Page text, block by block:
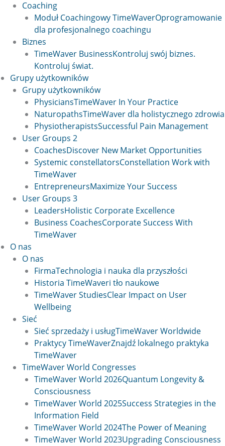
Coaching
Moduł Coachingowy TimeWaverOprogramowanie
dla profesjonalnego coachingu
Biznes
TimeWaver BusinessKontroluj swój biznes.
Kontroluj świat.
Grupy użytkowników
Grupy użytkowników
PhysiciansTimeWaver In Your Practice
NaturopathsTimeWaver dla holistycznego zdrowia
PhysiotherapistsSuccessful Pain Management
User Groups 2
CoachesDiscover New Market Opportunities
Systemic constellatorsConstellation Work with
TimeWaver
EntrepreneursMaximize Your Success
User Groups 3
LeadersHolistic Corporate Excellence
Business CoachesCorporate Success With
TimeWaver
O nas
O nas
FirmaTechnologia i nauka dla przyszłości
Historia TimeWaveri tło naukowe
TimeWaver StudiesClear Impact on User
Wellbeing
Sieć
Sieć sprzedaży i usługTimeWaver Worldwide
Praktycy TimeWaverZnajdź lokalnego praktyka
TimeWaver
TimeWaver World Congresses
TimeWaver World 2026Quantum Longevity &
Consciousness
TimeWaver World 2025Success Strategies in the
Information Field
TimeWaver World 2024The Power of Meaning
TimeWaver World 2023Upgrading Consciousness